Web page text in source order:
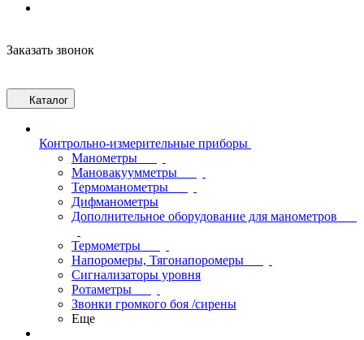
Заказать звонок
Каталог
Контрольно-измерительные приборы
Манометры
Мановакуумметры
Термоманометры
Дифманометры
Дополнительное оборудование для манометров
Термометры
Напоромеры, Тягонапоромеры
Сигнализаторы уровня
Ротаметры
Звонки громкого боя /сирены
Еще